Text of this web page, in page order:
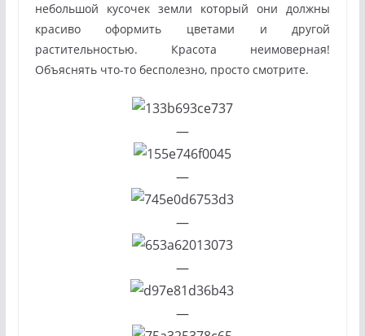
небольшой кусочек земли который они должны
красиво оформить цветами и другой
растительностью. Красота неимоверная!
Объяснять что-то бесполезно, просто смотрите.
—
—
—
—
—